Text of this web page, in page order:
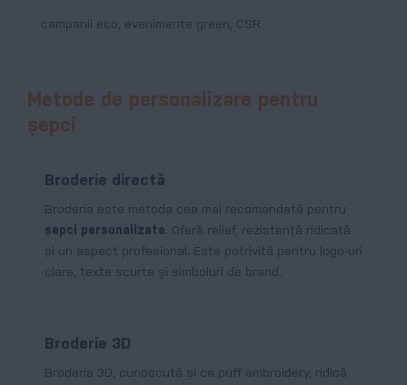
campanii eco, evenimente green, CSR
Metode de personalizare pentru
șepci
Broderie directă
Broderia este metoda cea mai recomandată pentru
șepci personalizate. Oferă relief, rezistență ridicată
și un aspect profesional. Este potrivită pentru logo-uri
clare, texte scurte și simboluri de brand.
Broderie 3D
Broderia 3D, cunoscută și ca puff embroidery, ridică